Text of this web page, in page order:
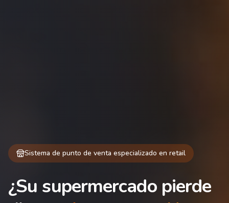
Sistema de punto de venta especializado en retail
¿Su supermercado pierde